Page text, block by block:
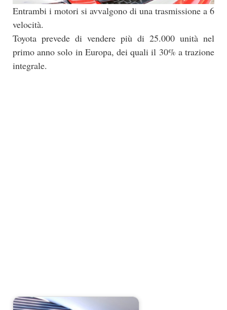
Entrambi i motori si avvalgono di una trasmissione a 6
velocità.
Toyota prevede di vendere più di 25.000 unità nel
primo anno solo in Europa, dei quali il 30% a trazione
integrale.